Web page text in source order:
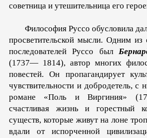
советница и утешительница его
Философия Руссо обусловила
просветительской мысли. Одним
последователей Руссо был
(1737— 1814), автор многих
повестей. Он пропагандирует
чувствительности и добродетель,
романе «Поль и Виргиния»
счастливая жизнь и горестный
существ, которые живут на лоне
вдали от испорченной